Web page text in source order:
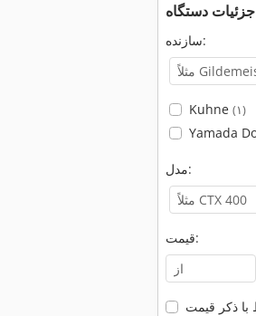
جزئیات دستگاه
سازنده:
Kuhne (۱)
Yamada
مدل:
قیمت:
با ذکر قیمت